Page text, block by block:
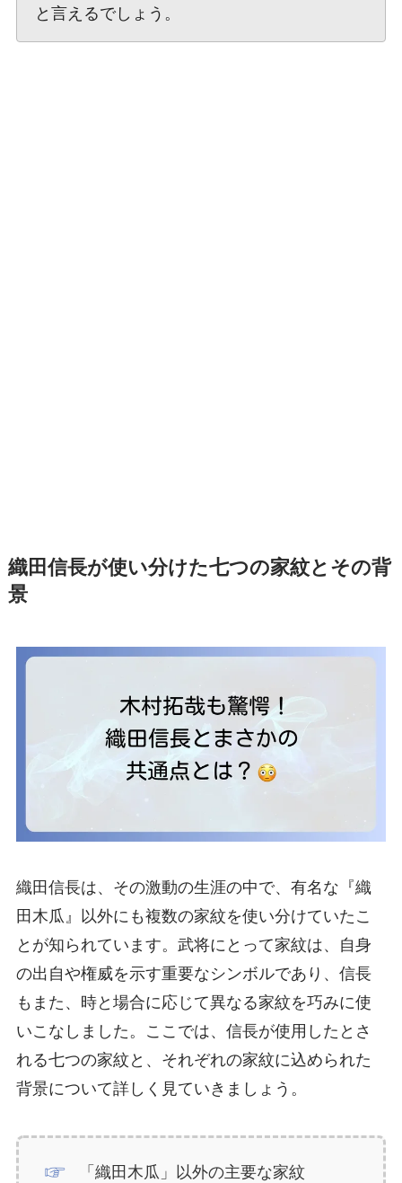
と言えるでしょう。
織田信長が使い分けた七つの家紋とその背
景
織田信長は、その激動の生涯の中で、有名な『織
田木瓜』以外にも複数の家紋を使い分けていたこ
とが知られています。武将にとって家紋は、自身
の出自や権威を示す重要なシンボルであり、信長
もまた、時と場合に応じて異なる家紋を巧みに使
いこなしました。ここでは、信長が使用したとさ
れる七つの家紋と、それぞれの家紋に込められた
背景について詳しく見ていきましょう。
「織田木瓜」以外の主要な家紋